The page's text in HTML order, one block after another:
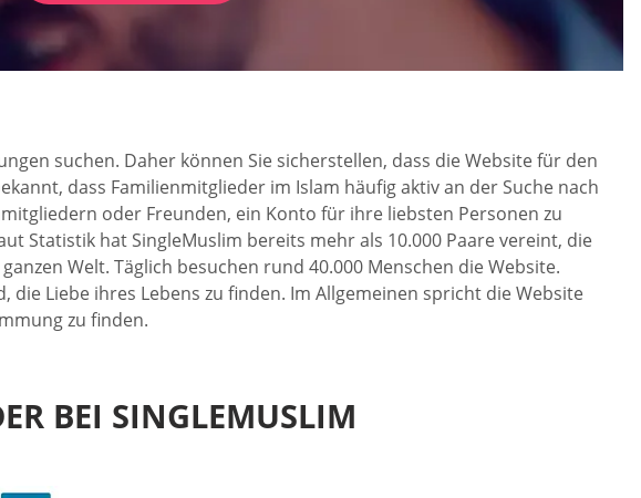
suchen. Daher können Sie sicherstellen, dass die Website für den
dass Familienmitglieder im Islam häufig aktiv an der Suche nach
oder Freunden, ein Konto für ihre liebsten Personen zu
Statistik hat SingleMuslim bereits mehr als 10.000 Paare vereint, die
Welt. Täglich besuchen rund 40.000 Menschen die Website.
Liebe ihres Lebens zu finden. Im Allgemeinen spricht die Website
zu finden.
BEI SINGLEMUSLIM